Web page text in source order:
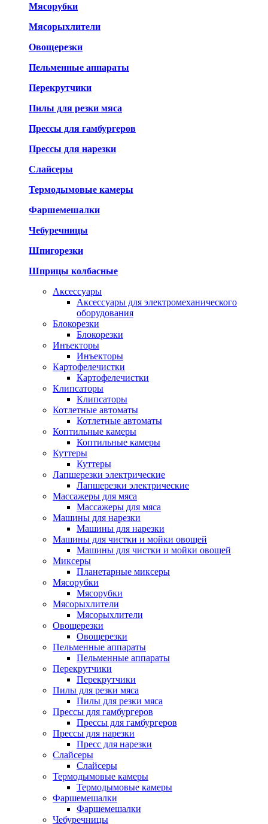
Мясорубки
Мясорыхлители
Овощерезки
Пельменные аппараты
Перекрутчики
Пилы для резки мяса
Прессы для гамбургеров
Прессы для нарезки
Слайсеры
Термодымовые камеры
Фаршемешалки
Чебуречницы
Шпигорезки
Шприцы колбасные
Аксессуары
Аксессуары для электромеханического
оборудования
Блокорезки
Блокорезки
Инъекторы
Инъекторы
Картофелечистки
Картофелечистки
Клипсаторы
Клипсаторы
Котлетные автоматы
Котлетные автоматы
Коптильные камеры
Коптильные камеры
Куттеры
Куттеры
Лапшерезки электрические
Лапшерезки электрические
Массажеры для мяса
Массажеры для мяса
Машины для нарезки
Машины для нарезки
Машины для чистки и мойки овощей
Машины для чистки и мойки овощей
Миксеры
Планетарные миксеры
Мясорубки
Мясорубки
Мясорыхлители
Мясорыхлители
Овощерезки
Овощерезки
Пельменные аппараты
Пельменные аппараты
Перекрутчики
Перекрутчики
Пилы для резки мяса
Пилы для резки мяса
Прессы для гамбургеров
Прессы для гамбургеров
Прессы для нарезки
Пресс для нарезки
Слайсеры
Слайсеры
Термодымовые камеры
Термодымовые камеры
Фаршемешалки
Фаршемешалки
Чебуречницы